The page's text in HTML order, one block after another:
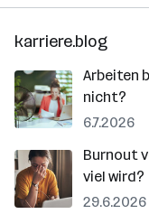
karriere.blog
Arbeiten
nicht?
6.7.2026
Burnout
viel wird?
29.6.2026